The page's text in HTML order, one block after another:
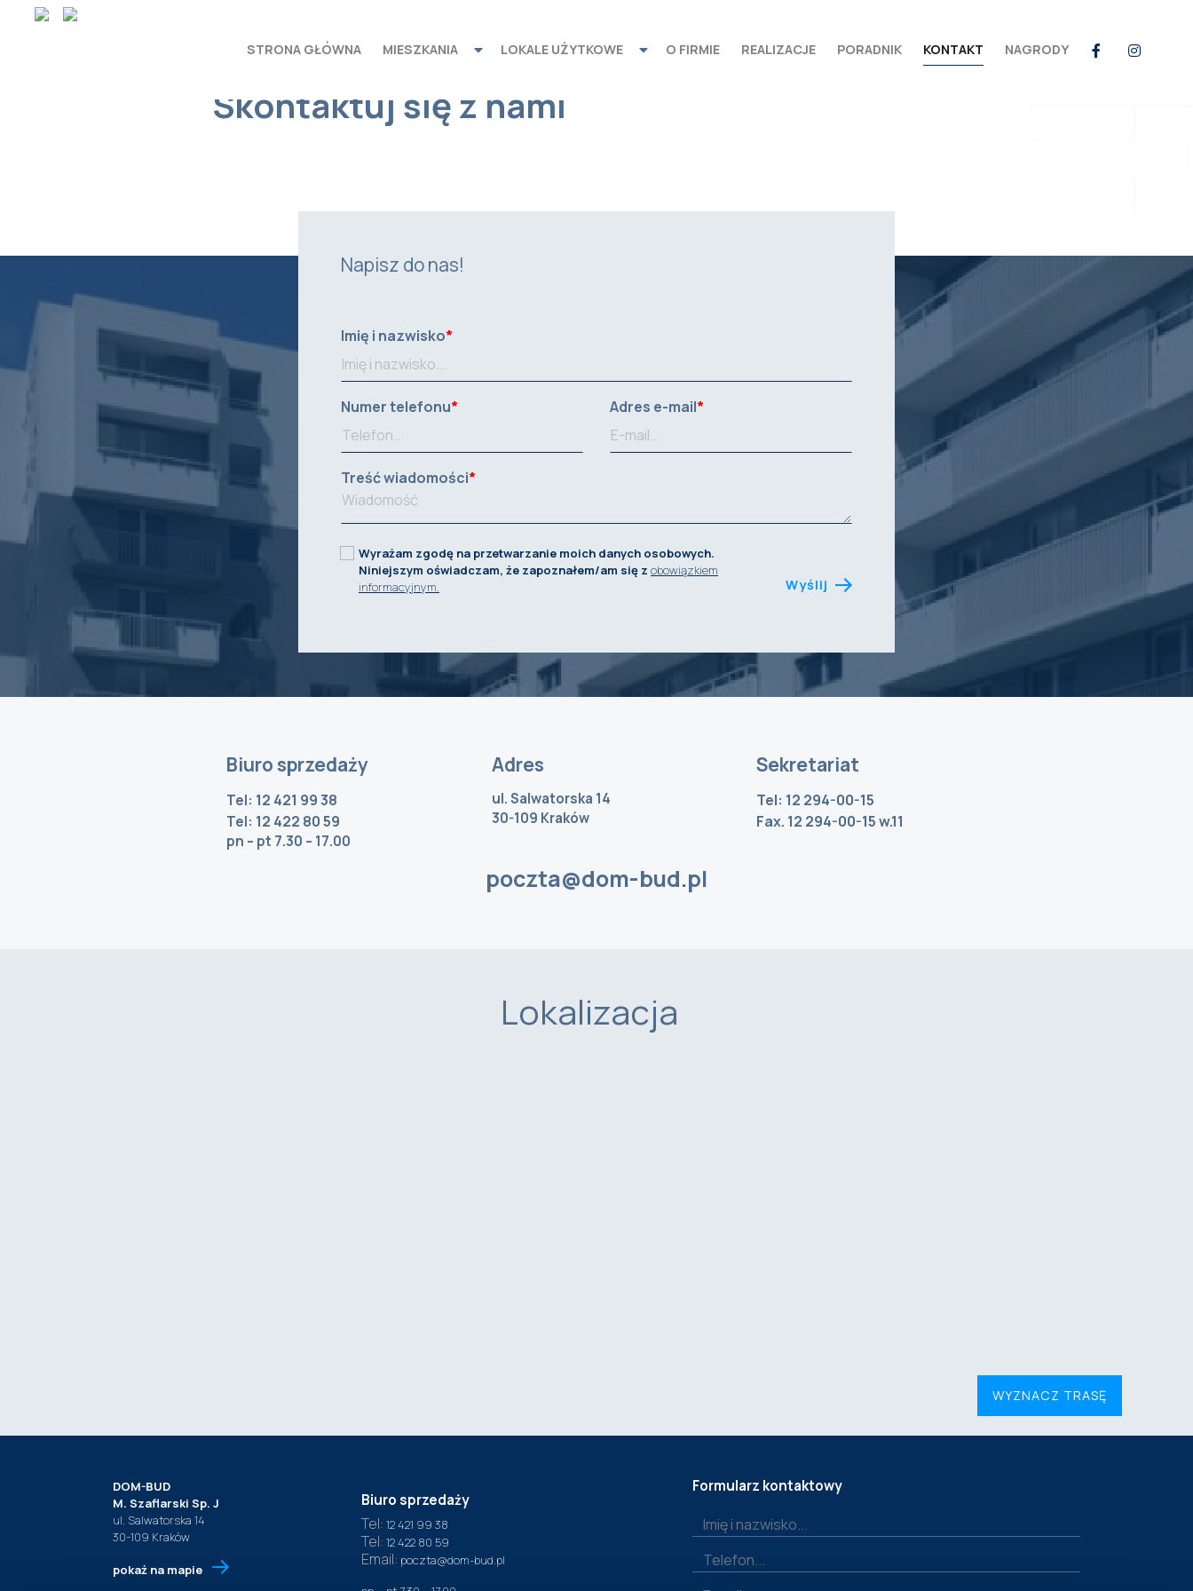
STRONA GŁÓWNA MIESZKANIA LOKALE UŻYTKOWE O FIRMIE REALIZACJE PORADNIK KONTAKT NAGRODY
Skontaktuj się z nami
Napisz do nas!
Imię i nazwisko
Numer telefonu Adres e-mail
Treść wiadomości
Wyrażam zgodę na przetwarzanie moich danych osobowych.
Niniejszym oświadczam, że zapoznałem/am się z obowiązkiem
informacyjnym.
Wyślij
Biuro sprzedaży
Tel: 12 421 99 38
Tel: 12 422 80 59
pn – pt 7.30 – 17.00
Adres
ul. Salwatorska 14
30-109 Kraków
Sekretariat
Tel: 12 294-00-15
Fax. 12 294-00-15 w.11
poczta@dom-bud.pl
Lokalizacja
WYZNACZ TRASĘ
DOM-BUD
M. Szaflarski Sp. J
ul. Salwatorska 14
30-109 Kraków
pokaż na mapie
Biuro sprzedaży
Tel: 12 421 99 38
Tel: 12 422 80 59
Email: poczta@dom-bud.pl
Formularz kontaktowy